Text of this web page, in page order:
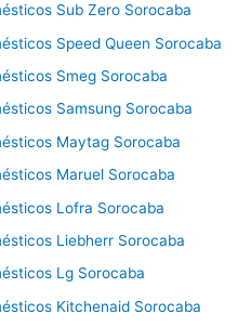
Sub Zero Sorocaba
Speed Queen Sorocaba
Smeg Sorocaba
Samsung Sorocaba
Maytag Sorocaba
Maruel Sorocaba
Lofra Sorocaba
Liebherr Sorocaba
Lg Sorocaba
Kitchenaid Sorocaba